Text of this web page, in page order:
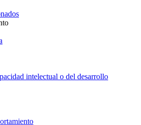
intelectual o del desarrollo